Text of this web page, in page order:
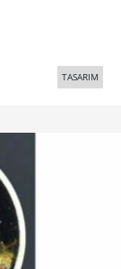
TASARIM